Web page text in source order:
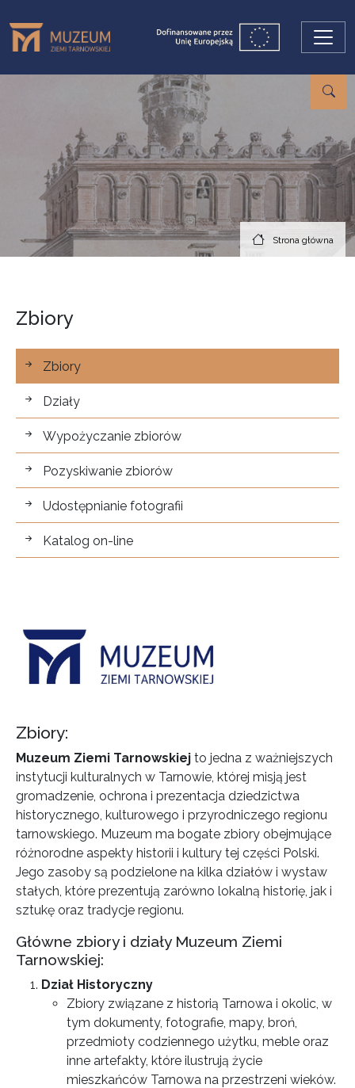
Strona główna
Zbiory
ZbioryZbiory
Działy
Wypożyczanie zbiorów
Pozyskiwanie zbiorów
Udostępnianie fotografii
Katalog on-line
Zbiory:
Muzeum Ziemi Tarnowskiej to jedna z ważniejszych
instytucji kulturalnych w Tarnowie, której misją jest
gromadzenie, ochrona i prezentacja dziedzictwa
historycznego, kulturowego i przyrodniczego regionu
tarnowskiego. Muzeum ma bogate zbiory obejmujące
różnorodne aspekty historii i kultury tej części Polski.
Jego zasoby są podzielone na kilka działów i wystaw
stałych, które prezentują zarówno lokalną historię, jak i
sztukę oraz tradycje regionu.
Główne zbiory i działy Muzeum Ziemi
Tarnowskiej:
Dział Historyczny
Zbiory związane z historią Tarnowa i okolic, w
tym dokumenty, fotografie, mapy, broń,
przedmioty codziennego użytku, meble oraz
inne artefakty, które ilustrują życie
mieszkańców Tarnowa na przestrzeni wieków.